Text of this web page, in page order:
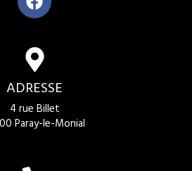
ADRESSE
4 rue Billet
Paray-le-Monial